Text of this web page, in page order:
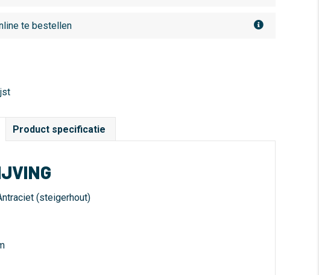
te bestellen
Product specificatie
(steigerhout)